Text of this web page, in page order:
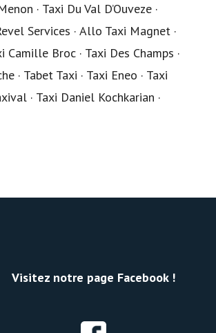
· Taxi Du Val D’Ouveze ·
Services · Allo Taxi Magnet ·
Camille Broc · Taxi Des Champs ·
· Tabet Taxi · Taxi Eneo · Taxi
· Taxi Daniel Kochkarian ·
Visitez notre page Facebook !